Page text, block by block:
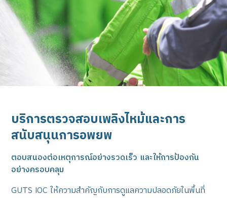
บริการตรวจสอบเพลิงไหม้และการ
สนับสนุนการอพยพ
ตอบสนองต่อเหตุการณ์อย่างรวดเร็ว และให้การป้องกัน
อย่างครอบคลุม
GUTS IOC ให้ความสำคัญกับการดูแลความปลอดภัยในพื้นที่